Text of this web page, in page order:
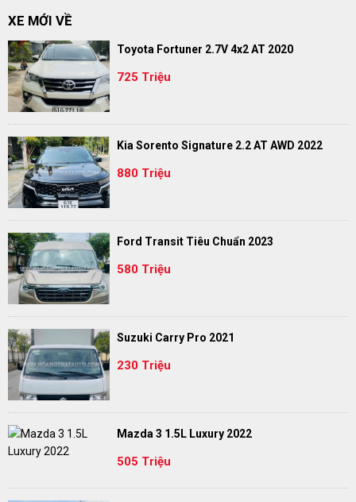
XE MỚI VỀ
Toyota Fortuner 2.7V 4x2 AT 2020
725 Triệu
Kia Sorento Signature 2.2 AT AWD 2022
880 Triệu
Ford Transit Tiêu Chuẩn 2023
580 Triệu
Suzuki Carry Pro 2021
230 Triệu
Mazda 3 1.5L Luxury 2022
505 Triệu